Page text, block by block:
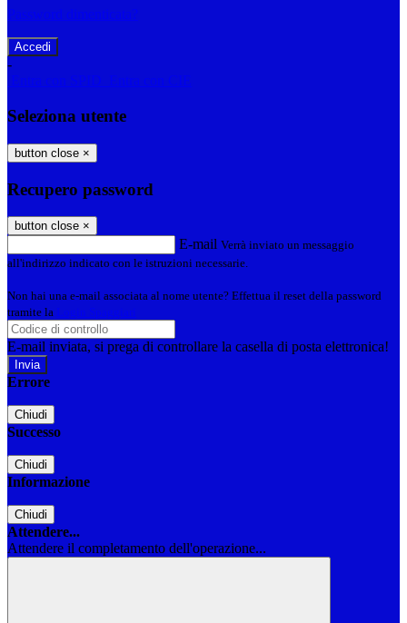
Password dimenticata?
-
Entra con SPID
Entra con CIE
Seleziona utente
button close ×
Recupero password
button close ×
E-mail Verrà inviato un messaggio
all'indirizzo indicato con le istruzioni necessarie.
Non hai una e-mail associata al nome utente? Effettua il reset della password
tramite la Login Spaggiari
E-mail inviata, si prega di controllare la casella di posta elettronica!
Errore
Chiudi
Successo
Chiudi
Informazione
Chiudi
Attendere...
Attendere il completamento dell'operazione...